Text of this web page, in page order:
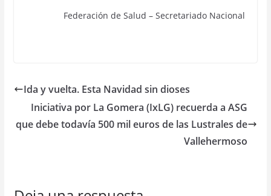
Federación de Salud – Secretariado Nacional
Ida y vuelta. Esta Navidad sin dioses
Iniciativa por La Gomera (IxLG) recuerda a ASG
que debe todavía 500 mil euros de las Lustrales de
Vallehermoso